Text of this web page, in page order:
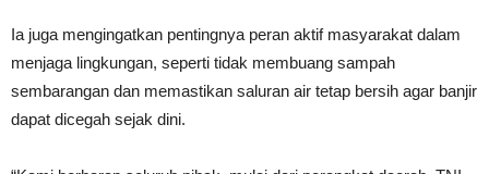
Ia juga mengingatkan pentingnya peran aktif masyarakat dalam
menjaga lingkungan, seperti tidak membuang sampah
sembarangan dan memastikan saluran air tetap bersih agar banjir
dapat dicegah sejak dini.